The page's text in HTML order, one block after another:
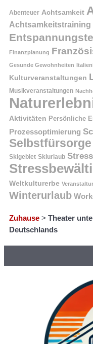
Abenteuer Achtsamkeit
Achtsamkeitstraining
Finanzplanung
Gesunde Gewohnheiten
Kulturveranstaltungen
Musikveranstaltungen
Aktivitäten Persönliche
Prozessoptimierung
Selbstfürsorge
Skigebiet Skiurlaub
Weltkulturerbe
Winterurlaub
Zuhause > Theater
Deutschlands